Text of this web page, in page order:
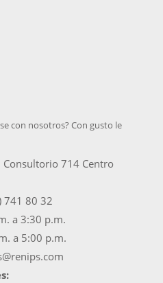
con nosotros? Con gusto le
Consultorio 714 Centro
741 80 32
a 3:30 p.m.
a 5:00 p.m.